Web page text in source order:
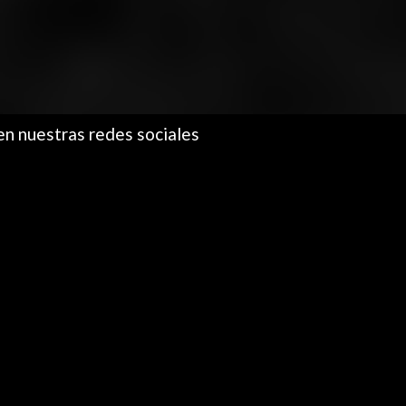
nuestras redes sociales